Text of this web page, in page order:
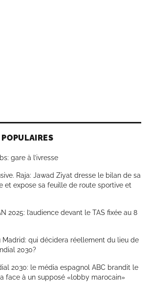
gare à l’ivresse
Raja: Jawad Ziyat dresse le bilan de sa
et expose sa feuille de route sportive et
2025: l’audience devant le TAS fixée au 8
Madrid: qui décidera réellement du lieu de
2030?
2030: le média espagnol ABC brandit le
face à un supposé «lobby marocain»